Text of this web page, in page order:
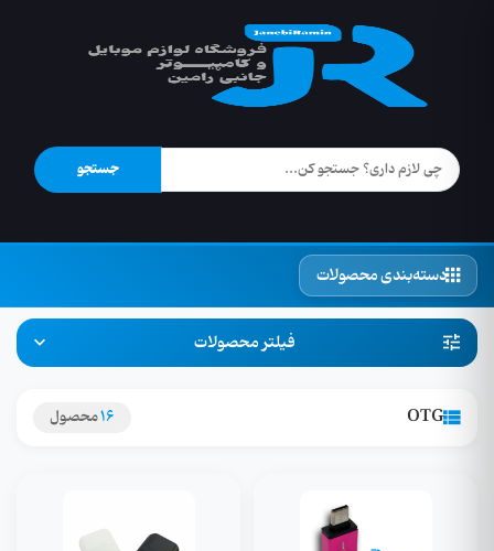
جستجو
دسته‌بندی محصولات
فیلتر محصولات
OTG
16محصول